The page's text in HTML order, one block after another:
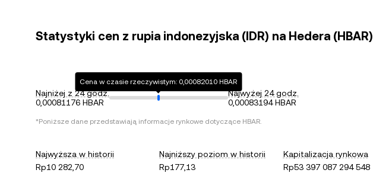
Statystyki cen z rupia indonezyjska (IDR) na Hedera (HBAR)
Najniżej z 24 godz.
0,00081176 HBAR
Cena w czasie rzeczywistym: 0,00082010 HBAR
Najwyżej 24 godz.
0,00083194 HBAR
*Poniższe dane przedstawiają informacje rynkowe dotyczące HBAR.
Najwyższa w historii
Rp10 282,70
Najniższy poziom w historii
Rp177,13
Kapitalizacja rynkowa
Rp53 397 087 294 548